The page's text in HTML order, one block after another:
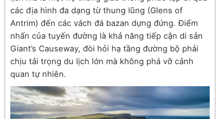
các địa hình đa dạng từ thung lũng (Glens of
Antrim) đến các vách đá bazan dựng đứng. Điểm
nhấn của tuyến đường là khả năng tiếp cận di sản
Giant’s Causeway, đòi hỏi hạ tầng đường bộ phải
chịu tải trọng du lịch lớn mà không phá vỡ cảnh
quan tự nhiên.